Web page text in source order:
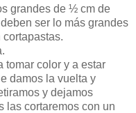
grandes de ½ cm de
ser lo más grandes
tomar color y a estar
damos la vuelta y
y dejamos
las cortaremos con un